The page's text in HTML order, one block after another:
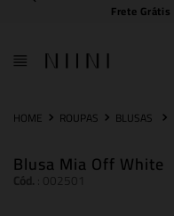
Frete Grátis
ROUPAS BLUSAS
Blusa Mia Off White